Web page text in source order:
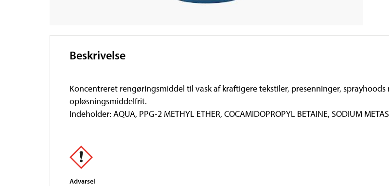
Beskrivelse
Koncentreret rengøringsmiddel til vask af kraftigere tekstiler, presenninger,
opløsningsmiddelfrit.
Indeholder: AQUA, PPG-2 METHYL ETHER, COCAMIDOPROPYL BETAINE, SODIUM
Advarsel